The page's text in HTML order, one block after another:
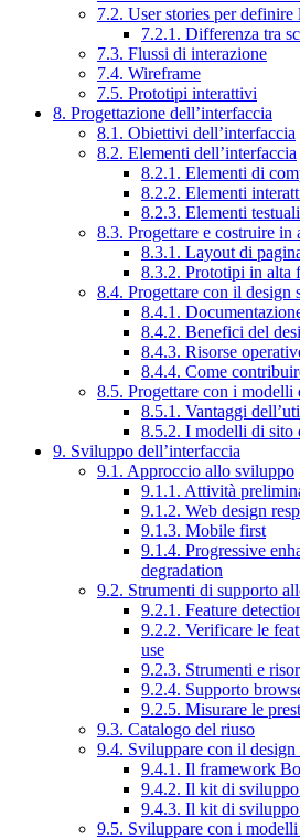
7.2. User stories per definire
7.2.1. Differenza tra
7.3. Flussi di interazione
7.4. Wireframe
7.5. Prototipi interattivi
8. Progettazione dell’interfaccia
8.1. Obiettivi dell’interfaccia
8.2. Elementi dell’interfaccia
8.2.1. Elementi di
8.2.2. Elementi
8.2.3. Elementi
8.3. Progettare e costruire in
8.3.1. Layout di
8.3.2. Prototipi in alta
8.4. Progettare con il design
8.4.1.
8.4.2. Benefici del
8.4.3. Risorse
8.4.4. Come
8.5. Progettare con i modelli
8.5.1. Vantaggi
8.5.2. I modelli di sito
9. Sviluppo dell’interfaccia
9.1. Approccio allo sviluppo
9.1.1. Attività
9.1.2. Web design
9.1.3. Mobile first
9.1.4. Progressive
degradation
9.2. Strumenti di supporto
9.2.1. Feature
9.2.2. Verificare le
use
9.2.3. Strumenti e
9.2.4. Supporto
9.2.5. Misurare le
9.3. Catalogo del riuso
9.4. Sviluppare con il design
9.4.1. Il framework
9.4.2. Il kit di sviluppo
9.4.3. Il kit di
9.5. Sviluppare con i